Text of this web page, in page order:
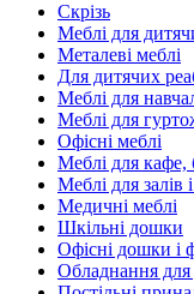
Скрізь
Меблі для
Металеві меблі
Для дитячих
Меблі для
Меблі для
Офісні меблі
Меблі для кафе,
Меблі для залів
Медичні меблі
Шкільні дошки
Офісні дошки і
Обладнання